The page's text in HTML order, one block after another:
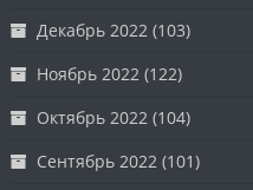
Декабрь 2022 (103)
Ноябрь 2022 (122)
Октябрь 2022 (104)
Сентябрь 2022 (101)